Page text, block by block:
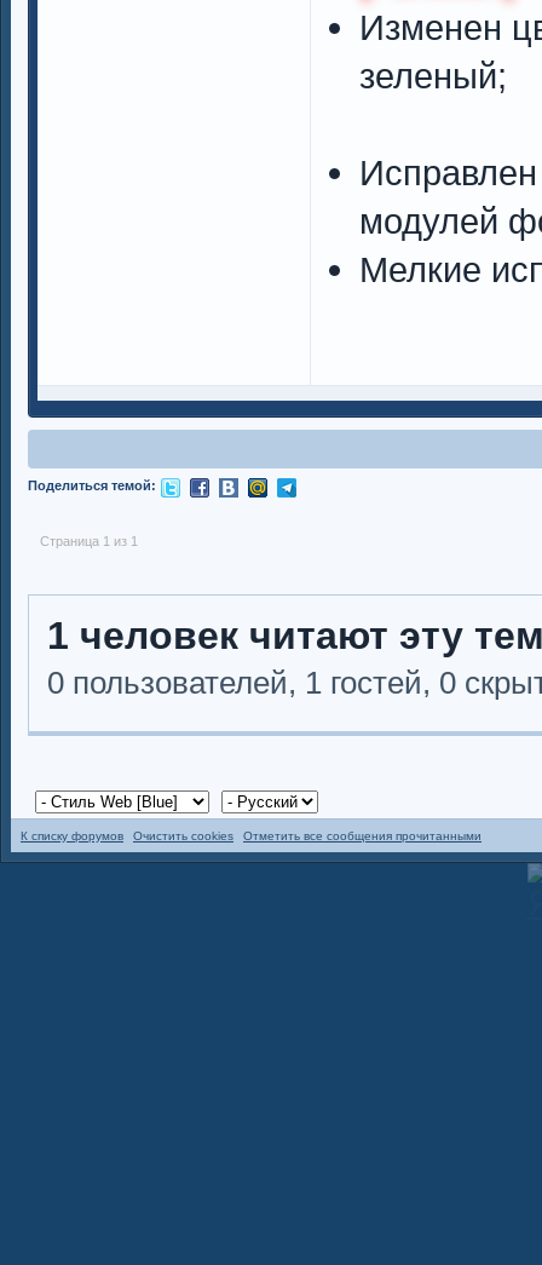
Изменен
зеленый;
модулей
Мелкие
Поделиться темой:
Страница 1 из 1
1 человек читают эту
0 пользователей, 1 гостей, 0
К списку форумов Очистить cookies Отметить все сообщения прочитанными